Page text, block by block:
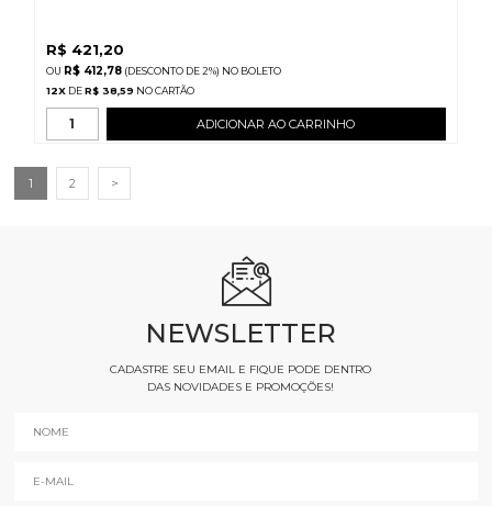
R$ 421,20
R$ 412,78 (DESCONTO DE 2%) NO BOLETO
12X DE R$ 38,59
ADICIONAR AO CARRINHO
1 2 >
NEWSLETTER
CADASTRE SEU EMAIL E FIQUE PODE DENTRO
DAS NOVIDADES E PROMOÇÕES!